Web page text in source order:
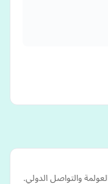
والتواصل الدولي.